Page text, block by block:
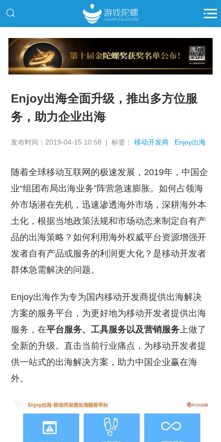
推广
Enjoy出海全面升级，推出多方位服
务，助力企业出海
发布时间：2019-04-15 10:58 | 标签：移动开发商 Enjoy出海
随着全球移动互联网的极速发展，2019年，中国企
业“组团布局出海业务”阵营急速膨胀。如何占领海
外市场潜在先机，迅速渗透海外市场，深耕海外本
土化，根据当地政策法规和市场动态来制定自有产
品的出海策略？如何利用海外权威平台资源增强开
发者自有产品或服务的利润更大化？是移动开发者
群体急需解决的问题。
Enjoy出海作为专为国内移动开发商提供出海解决
方案的服务平台，为更好地为移动开发者提供出海
服务，在平台服务、工具服务以及营销服务上做了
全新的升级。直击当前行业痛点，为移动开发者提
供一站式的出海解决方案，助力中国企业赢在海
外。